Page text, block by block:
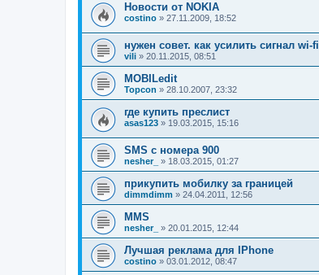
Новости от NOKIA
costino » 27.11.2009, 18:52
нужен совет. как усилить сигнал wi-fi
vili » 20.11.2015, 08:51
MOBILedit
Topcon » 28.10.2007, 23:32
где купить преслист
asas123 » 19.03.2015, 15:16
SMS с номера 900
nesher_ » 18.03.2015, 01:27
прикупить мобилку за границей
dimmdimm » 24.04.2011, 12:56
MMS
nesher_ » 20.01.2015, 12:44
Лучшая реклама для IPhone
costino » 03.01.2012, 08:47